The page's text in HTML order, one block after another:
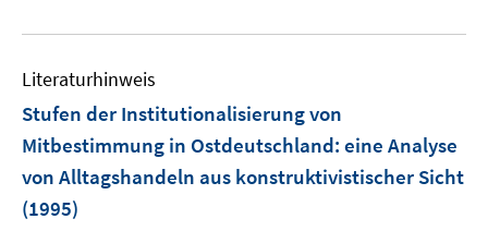
n
Literaturhinweis
Stufen der Institutionalisierung von
Mitbestimmung in Ostdeutschland: eine Analyse
von Alltagshandeln aus konstruktivistischer Sicht
(1995)